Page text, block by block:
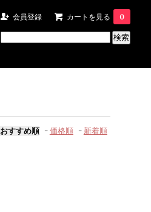
会員登録 カートを見る 0
おすすめ順 -価格順 - 新着順